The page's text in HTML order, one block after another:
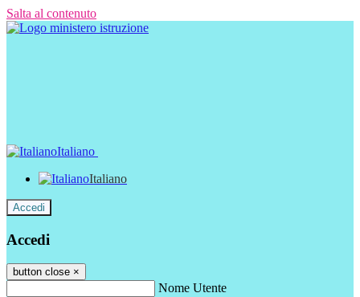
Salta al contenuto
Italiano
Italiano
Accedi
Accedi
button close ×
Nome Utente